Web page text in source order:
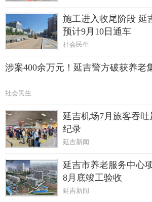
施工进入收尾阶段 延
预计9月10日通车
社会民生
涉案400余万元！延吉警方破获养老
社会民生
延吉机场7月旅客吞
纪录
延吉新闻
延吉市养老服务中心
8月底竣工验收
延吉新闻